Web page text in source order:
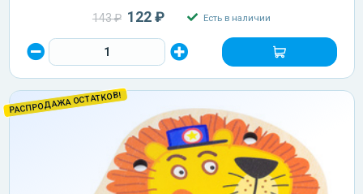
143 ₽ 122 ₽ Есть в наличии
РАСПРОДАЖА ОСТАТКОВ!